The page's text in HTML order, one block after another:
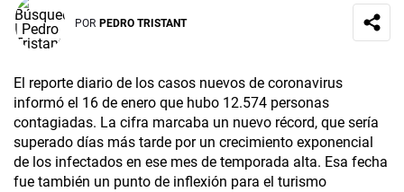
POR PEDRO TRISTANT
El reporte diario de los casos nuevos de coronavirus
informó el 16 de enero que hubo 12.574 personas
contagiadas. La cifra marcaba un nuevo récord, que sería
superado días más tarde por un crecimiento exponencial
de los infectados en ese mes de temporada alta. Esa fecha
fue también un punto de inflexión para el turismo